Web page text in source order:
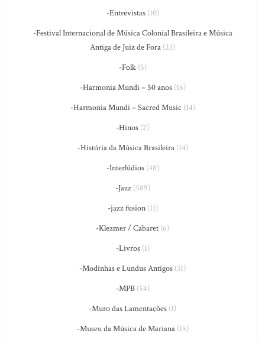
-Entrevistas(10)
-Festival Internacional de Música Colonial Brasileira e Música
Antiga de Juiz de Fora (23)
-Folk(5)
-Harmonia Mundi – 50 anos(16)
-Harmonia Mundi – Sacred Music (14)
-Hinos (2)
-História da Música Brasileira(14)
-Interlúdios(48)
-Jazz(589)
-jazz fusion(11)
-Klezmer / Cabaret (6)
-Livros(1)
-Modinhas e Lundus Antigos (31)
-MPB(54)
-Muro das Lamentações (1)
-Museu da Música de Mariana(15)